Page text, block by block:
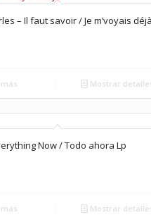
– Il faut savoir / Je m’voyais
Mostrar
Now / Todo ahora Lp
Mostrar